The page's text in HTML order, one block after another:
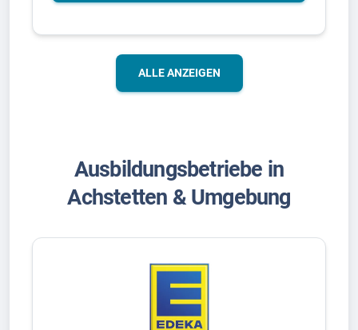
ALLE ANZEIGEN
Ausbildungsbetriebe in
Achstetten & Umgebung